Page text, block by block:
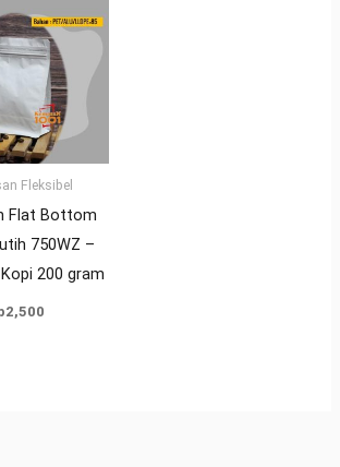
Fleksibel
Flat Bottom
750WZ –
200 gram
2,500